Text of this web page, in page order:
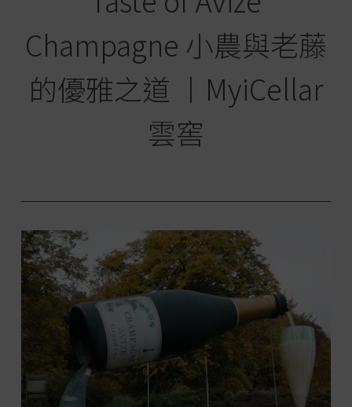
Champagne 小農與老藤
的優雅之道 丨MyiCellar
雲窖